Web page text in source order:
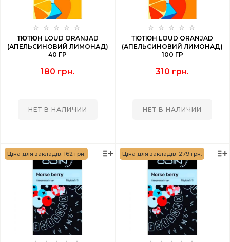
ТЮТЮН LOUD ORANJAD
(АПЕЛЬСИНОВИЙ ЛИМОНАД)
40 ГР
180 грн.
НЕТ В НАЛИЧИИ
ТЮТЮН LOUD ORANJAD
(АПЕЛЬСИНОВИЙ ЛИМОНАД)
100 ГР
310 грн.
НЕТ В НАЛИЧИИ
Ціна для закладів: 162 грн. Ціна для закладів: 279 грн.